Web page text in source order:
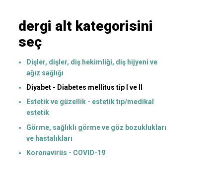
dergi alt kategorisini
seç
Dişler, dişler, diş hekimliği, diş hijyeni ve
ağız sağlığı
Diyabet - Diabetes mellitus tip I ve II
Estetik ve güzellik - estetik tıp/medikal
estetik
Görme, sağlıklı görme ve göz bozuklukları
ve hastalıkları
Koronavirüs - COVID-19